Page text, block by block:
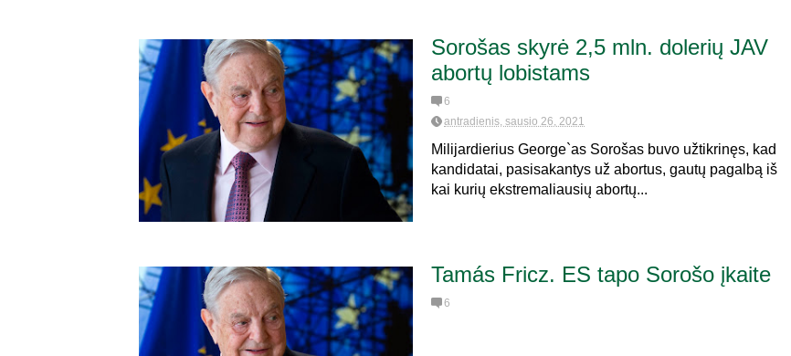
Sorošas skyrė 2,5 mln. dolerių JAV
abortų lobistams
6
antradienis, sausio 26, 2021
Milijardierius George`as Sorošas buvo užtikrinęs, kad
kandidatai, pasisakantys už abortus, gautų pagalbą iš
kai kurių ekstremaliausių abortų...
Tamás Fricz. ES tapo Sorošo įkaite
6